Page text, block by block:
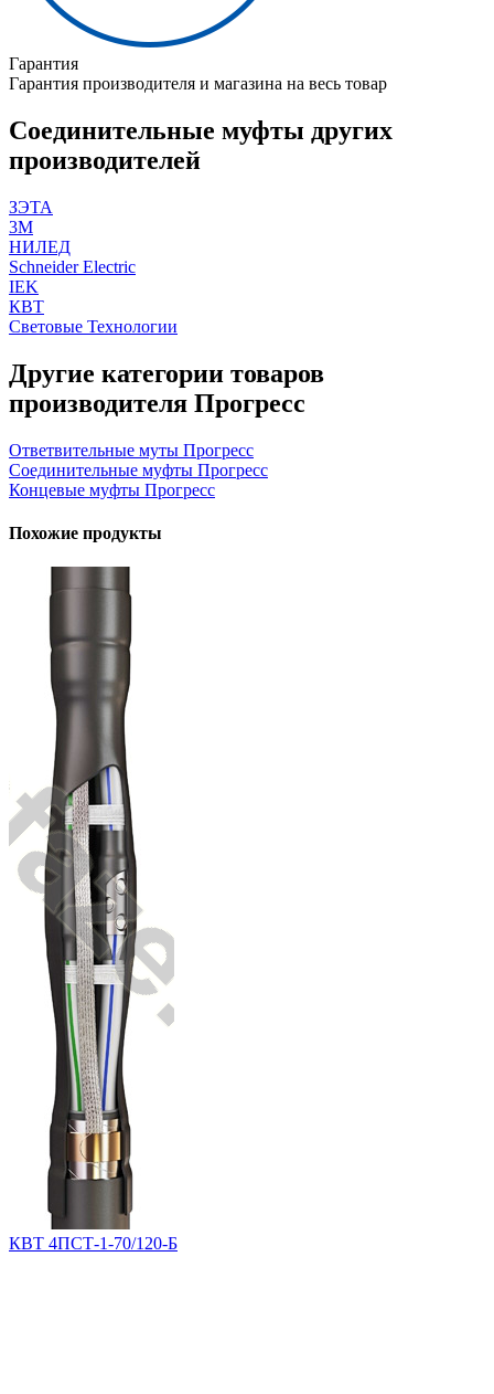
Гарантия
Гарантия производителя и магазина на весь товар
Соединительные муфты других
производителей
ЗЭТА
3M
НИЛЕД
Schneider Electric
IEK
КВТ
Световые Технологии
Другие категории товаров
производителя Прогресс
Ответвительные муты Прогресс
Соединительные муфты Прогресс
Концевые муфты Прогресс
Похожие продукты
КВТ 4ПСТ-1-70/120-Б